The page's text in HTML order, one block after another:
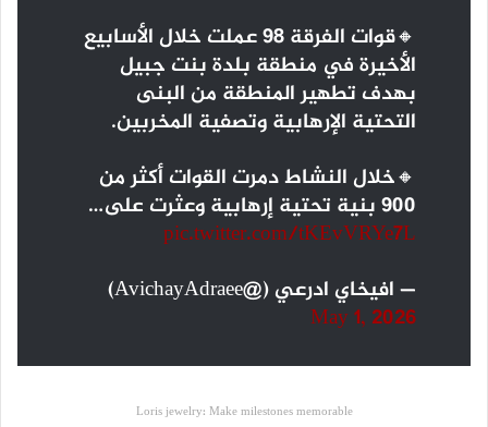
🔸قوات الفرقة 98 عملت خلال الأسابيع
الأخيرة في منطقة بلدة بنت جبيل
بهدف تطهير المنطقة من البنى
التحتية الإرهابية وتصفية المخربين.
🔸خلال النشاط دمرت القوات أكثر من
900 بنية تحتية إرهابية وعثرت على…
pic.twitter.com/tKEvVRYe7L
— افيخاي ادرعي (@AvichayAdraee)
May 1, 2026
Loris jewelry: Make milestones memorable